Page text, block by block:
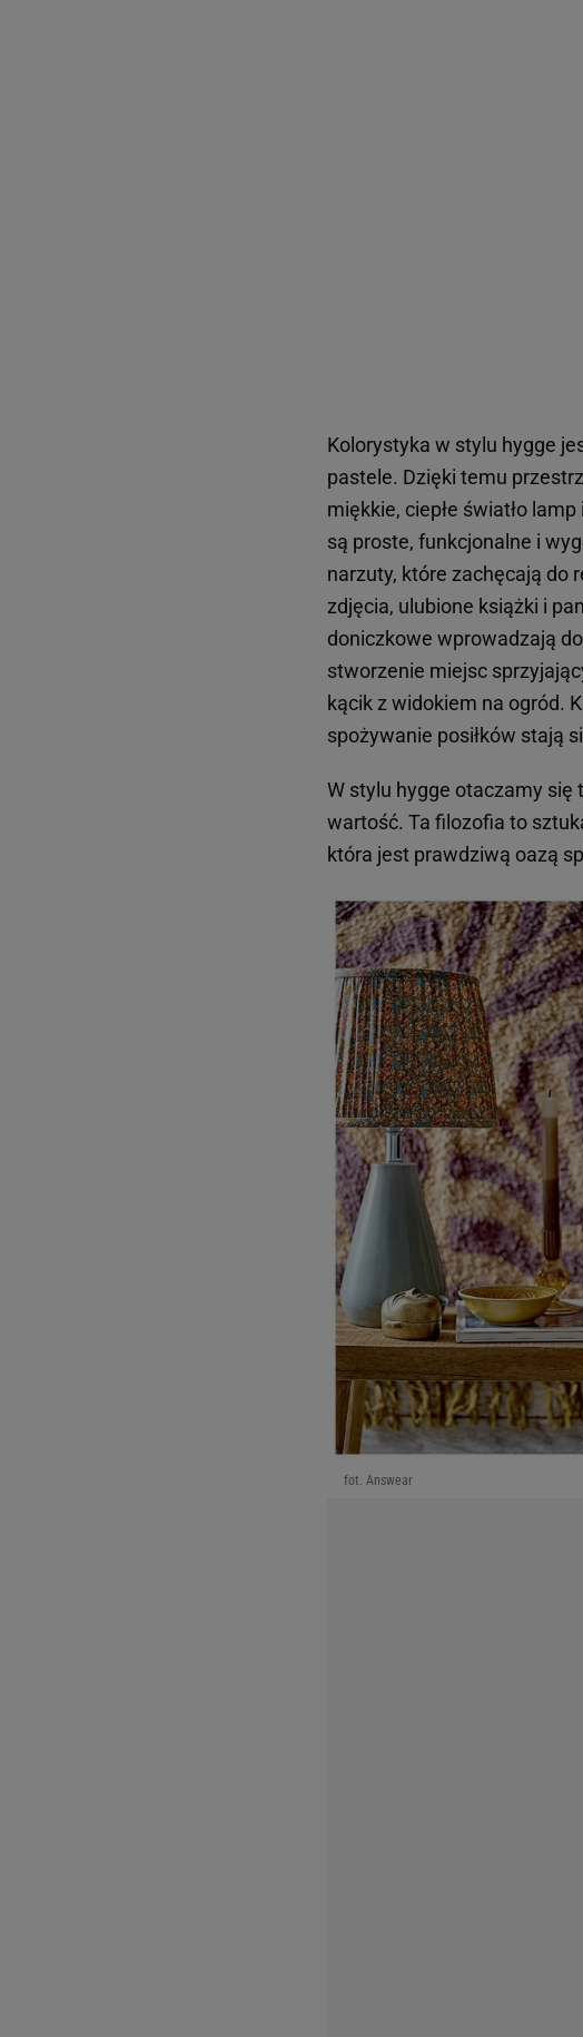
Kolorystyka w stylu hygge
pastele. Dzięki temu
miękkie, ciepłe światło
są proste, funkcjonalne i
narzuty, które zachęcają do
zdjęcia, ulubione książki i
doniczkowe wprowadzają
stworzenie miejsc
kącik z widokiem na ogród.
spożywanie posiłków stają
W stylu hygge otaczamy
wartość. Ta filozofia to
która jest prawdziwą oazą
fot. Answear